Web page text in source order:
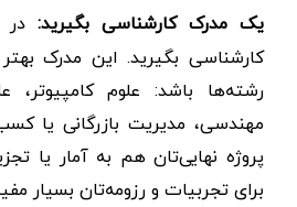
یک مدرک کارشناسی بگیرید:
کارشناسی بگیرید. این مدرک
رشته‌ها باشد: علوم کامپیوتر،
مهندسی، مدیریت بازرگانی یا
پروژه نهایی‌تان هم به آمار یا
برای تجربیات و رزومه‌تان بسیار